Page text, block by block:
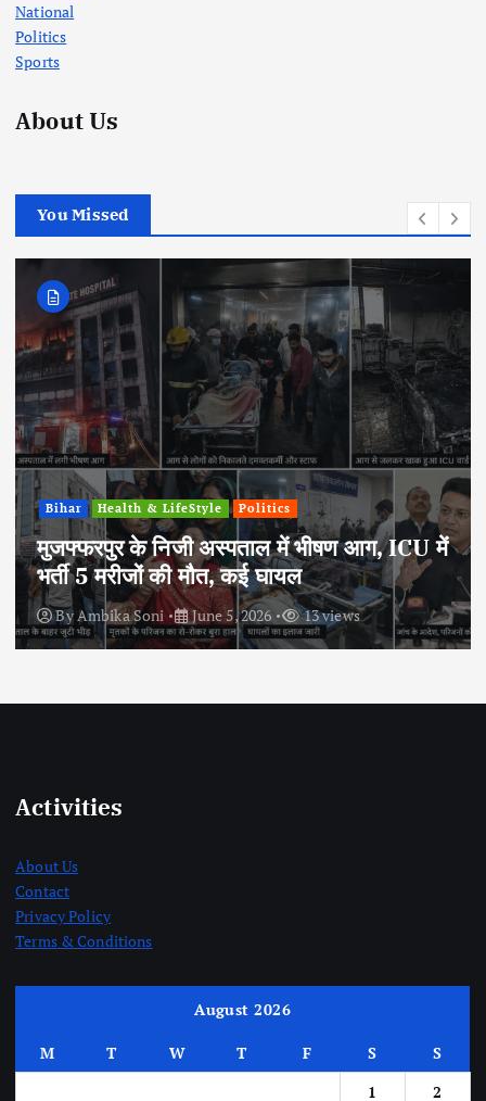
National
Politics
Sports
About Us
You Missed
Bihar Health & LifeStyle Politics
मुजफ्फरपुर के निजी अस्पताल में भीषण आग, ICU में
भर्ती 5 मरीजों की मौत, कई घायल
ByAmbika Soni June 5, 2026 13 views
Activities
About Us
Contact
Privacy Policy
Terms & Conditions
August 2026
M T W T F S
S
1
2